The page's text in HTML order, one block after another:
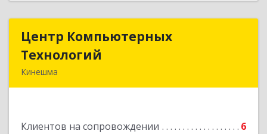
Центр Компьютерных
Технологий
Кинешма
Клиентов на сопровождении 6
Центр Компьютерных
Подробнее